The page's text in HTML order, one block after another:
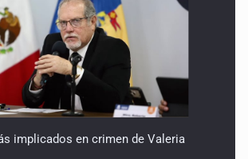
implicados en crimen de Valeria